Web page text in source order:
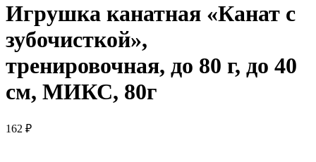
Игрушка канатная «Канат с
зубочисткой»,
тренировочная, до 80 г, до 40
см, МИКС, 80г
162 ₽